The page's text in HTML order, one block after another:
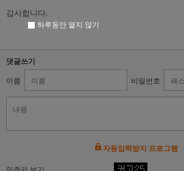
감사합니다.
댓글쓰기
이름 비밀번호
자동입력방지 프로그램
인증키 보기
하루동안 열지 않기